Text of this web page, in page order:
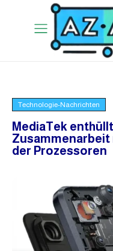
Technologie-Nachrichten
MediaTek
Zusammenarbeit
der Prozessoren